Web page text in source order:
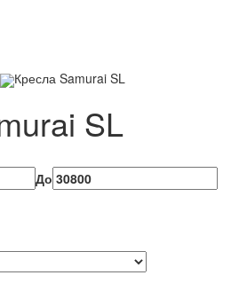
Кресла Samurai SL
SL
До